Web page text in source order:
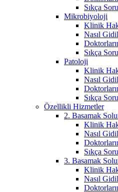
Sıkça
Mikrobiyoloji
Klinik
Nasıl
Sıkça
Patoloji
Klinik
Nasıl
Sıkça
Özellikli Hizmetler
2. Basamak
Klinik
Nasıl
Sıkça
3. Basamak
Klinik
Nasıl